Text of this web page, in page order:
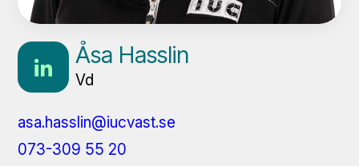
Åsa Hasslin
Vd
asa.hasslin@iucvast.se
073-309 55 20